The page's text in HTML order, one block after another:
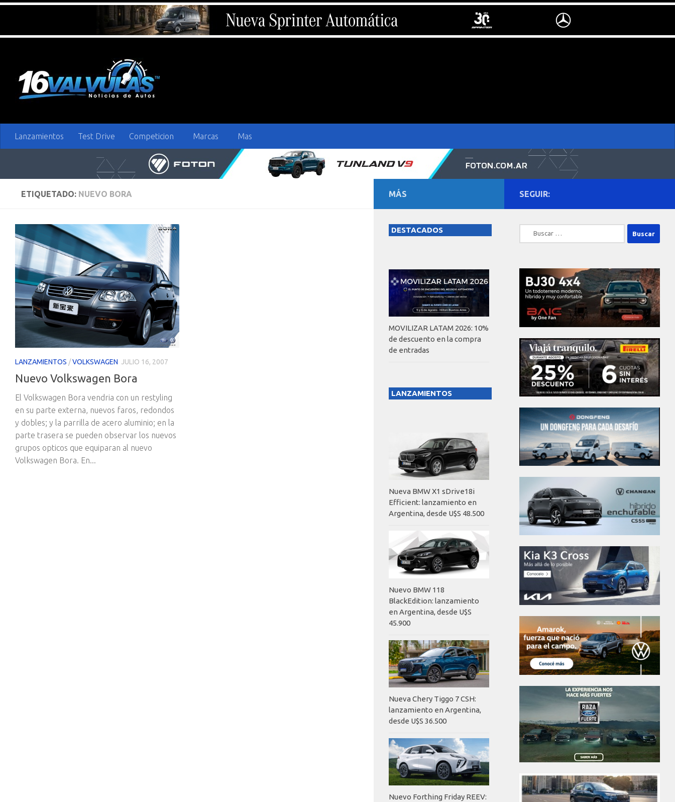
Lanzamientos Test Drive Competicion Marcas Mas
ETIQUETADO: NUEVO BORA
LANZAMIENTOS /VOLKSWAGEN JULIO 16, 2007
Nuevo Volkswagen Bora
El Volkswagen Bora vendria con un restyling
en su parte externa, nuevos faros, redondos
y dobles; y la parrilla de acero aluminio; en la
parte trasera se pueden observar los nuevos
grupos opticos que equiparan al nuevo
Volkswagen Bora. En...
SEGUIR:
Buscar:
MÁS
DESTACADOS
MOVILIZAR LATAM 2026: 10%
de descuento en la compra
de entradas
LANZAMIENTOS
Nueva BMW X1 sDrive18i
Efficient: lanzamiento en
Argentina, desde U$S 48.500
Nuevo BMW 118
BlackEdition: lanzamiento
en Argentina, desde U$S
45.900
Nueva Chery Tiggo 7 CSH:
lanzamiento en Argentina,
desde U$S 36.500
Nuevo Forthing Friday REEV: